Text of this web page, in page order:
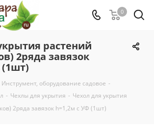
0
растений
2ряда завязок
(1шт)
Инструмент, оборудование садовое -
- Чехлы для укрытия - Чехол для укрытия
2ряда завязок h=1,2м с УФ (1шт)